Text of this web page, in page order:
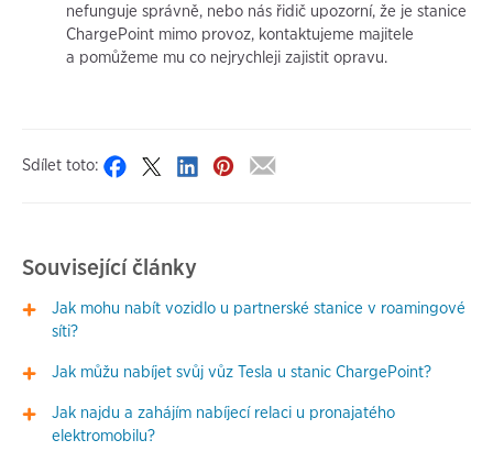
nefunguje správně, nebo nás řidič upozorní, že je stanice
ChargePoint mimo provoz, kontaktujeme majitele
a pomůžeme mu co nejrychleji zajistit opravu.
Sdílet toto:
Související články
Jak mohu nabít vozidlo u partnerské stanice v roamingové
síti?
Jak můžu nabíjet svůj vůz Tesla u stanic ChargePoint?
Jak najdu a zahájím nabíjecí relaci u pronajatého
elektromobilu?